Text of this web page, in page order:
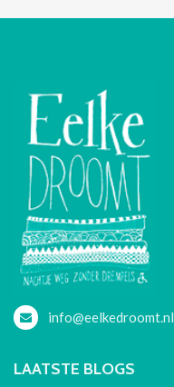
info@eelkedroomt.nl
LAATSTE BLOGS